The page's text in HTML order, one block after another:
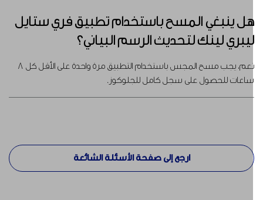
ينبغي المسح باستخدام تطبيق فري ستايل
لينك لتحديث الرسم البياني؟
نعم، يجب مسح المجس باستخدام التطبيق مرة واحدة على الأقل كل 8
للحصول على سجل كامل للجلوكوز.
ارجع إلى صفحة الأسئلة الشائعة